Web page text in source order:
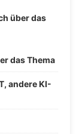
über das
das Thema
andere KI-